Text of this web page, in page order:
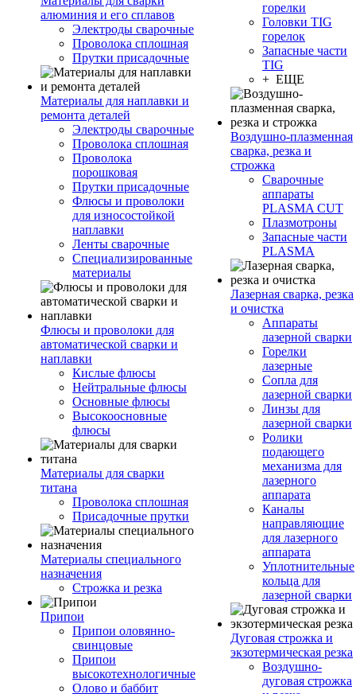
алюминия и его сплавов
Электроды сварочные
Проволока сплошная
Прутки присадочные
Материалы для наплавки и
ремонта деталей
Электроды сварочные
Проволока сплошная
Проволока
порошковая
Прутки присадочные
Флюсы и проволоки
для износостойкой
наплавки
Ленты сварочные
Специализированные
материалы
Флюсы и проволоки для
автоматической сварки и
наплавки
Кислые флюсы
Нейтральные флюсы
Основные флюсы
Высокоосновные
флюсы
Материалы для сварки
титана
Проволока сплошная
Присадочные прутки
Материалы специального
назначения
Строжка и резка
Припои
Припои оловянно-
свинцовые
Припои
высокотехнологичные
Олово и баббит
горелки
Головки TIG
горелок
Запасные части
TIG
+ ЕЩЕ
Воздушно-плазменная
сварка, резка и
строжка
Сварочные
аппараты
PLASMA CUT
Плазмотроны
Запасные части
PLASMA
Лазерная сварка, резка
и очистка
Аппараты
лазерной сварки
Горелки
лазерные
Сопла для
лазерной сварки
Линзы для
лазерной сварки
Ролики
подающего
механизма для
лазерного
аппарата
Каналы
направляющие
для лазерного
аппарата
Уплотнительные
кольца для
лазерной сварки
Дуговая строжка и
экзотермическая резка
Воздушно-
дуговая строжка